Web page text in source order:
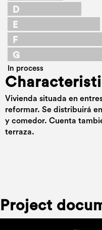
D
E
F
G
In process
Vivienda situada en
reformar. Se distribuirá
y comedor. Cuenta
terraza.
Project